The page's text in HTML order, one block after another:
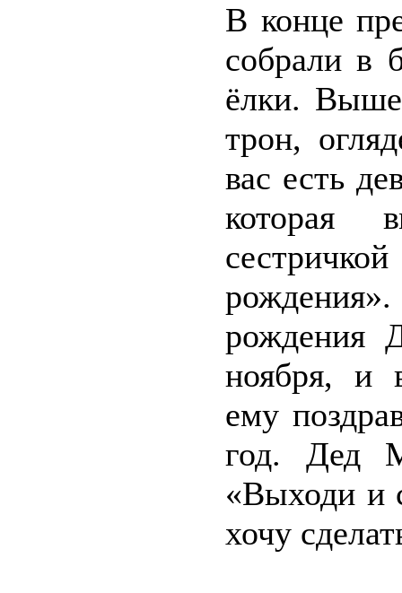
В конце
собрали в
ёлки.
трон,
вас есть
которая
рождения
ноября, и
ему
год. Дед
«Выходи и
хочу